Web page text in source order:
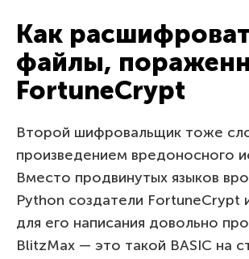
Как
файлы,
FortuneCrypt
Второй шифровальщик тоже
произведением вредоносного
Вместо продвинутых языков
Python создатели FortuneCrypt
для его написания довольно
BlitzMax — это такой BASIC на